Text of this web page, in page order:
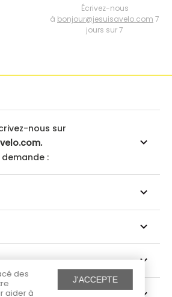
J'ACCEPTE
des
aider à
Écrivez-nous
à bonjour@jesuisavelo.com 7
jours sur 7
nous sur
: